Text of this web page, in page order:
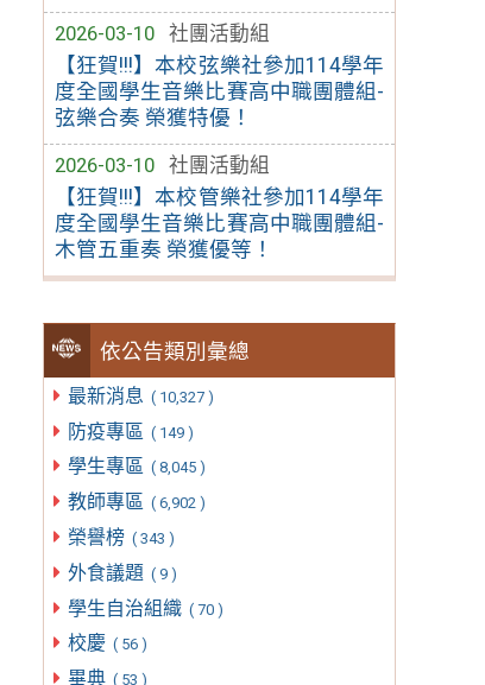
2026-03-10
社團活動組
【狂賀!!!】本校弦樂社參加114學年
度全國學生音樂比賽高中職團體組-
弦樂合奏 榮獲特優！
2026-03-10
社團活動組
【狂賀!!!】本校管樂社參加114學年
度全國學生音樂比賽高中職團體組-
木管五重奏 榮獲優等！
依公告類別彙總
最新消息 ( 10,327 )
防疫專區 ( 149 )
學生專區 ( 8,045 )
教師專區 ( 6,902 )
榮譽榜 ( 343 )
外食議題 ( 9 )
學生自治組織 ( 70 )
校慶 ( 56 )
畢典 ( 53 )